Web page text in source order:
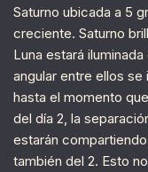
Saturno ubicada a 5
creciente. Saturno
Luna estará
angular entre ellos
hasta el momento
del día 2, la
estarán
también del 2. Esto